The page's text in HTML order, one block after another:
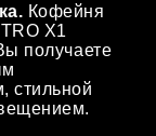
Кофейня
X1
получаете
стильной